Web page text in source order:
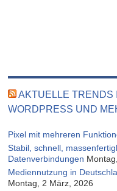
AKTUELLE TRENDS
WORDPRESS UND
Pixel mit mehreren
Stabil, schnell,
Datenverbindungen
Mediennutzung in
Montag, 2 März, 2026